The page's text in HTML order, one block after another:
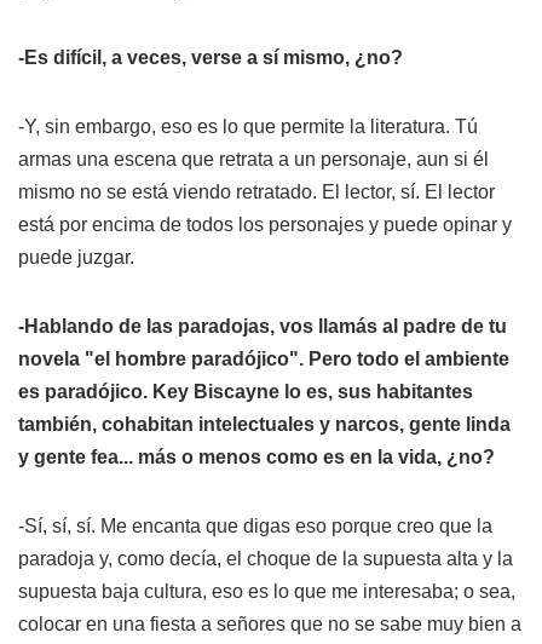
-Es difícil, a veces, verse a sí mismo, ¿no?
-Y, sin embargo, eso es lo que permite la literatura. Tú
armas una escena que retrata a un personaje, aun si él
mismo no se está viendo retratado. El lector, sí. El lector
está por encima de todos los personajes y puede opinar y
puede juzgar.
-Hablando de las paradojas, vos llamás al padre de tu
novela "el hombre paradójico". Pero todo el ambiente
es paradójico. Key Biscayne lo es, sus habitantes
también, cohabitan intelectuales y narcos, gente linda
y gente fea... más o menos como es en la vida, ¿no?
-Sí, sí, sí. Me encanta que digas eso porque creo que la
paradoja y, como decía, el choque de la supuesta alta y la
supuesta baja cultura, eso es lo que me interesaba; o sea,
colocar en una fiesta a señores que no se sabe muy bien a